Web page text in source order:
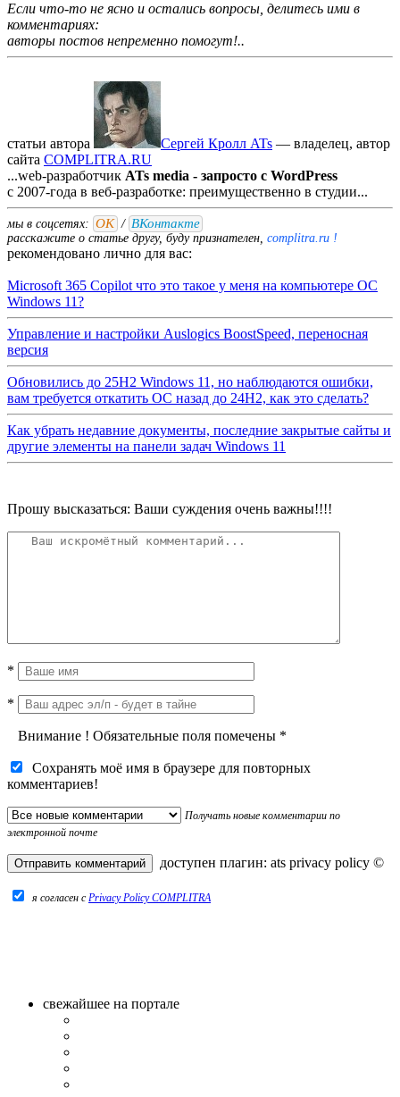
Если что-то не ясно и остались вопросы, делитесь ими в
комментариях:
авторы постов непременно помогут!..
статьи автора Сергей Кролл ATs — владелец, автор
cайта COMPLITRA.RU
...web-разработчик ATs media - запросто с WordPress
с 2007-года в веб-разработке: преимущественно в студии...
мы в соцсетях: ОК / ВКонтакте
расскажите о статье другу, буду признателен, complitra.ru !
рекомендовано лично для вас:
Microsoft 365 Copilot что это такое у меня на компьютере ОС
Windows 11?
Управление и настройки Auslogics BoostSpeed, переносная
версия
Обновились до 25H2 Windows 11, но наблюдаются ошибки,
вам требуется откатить ОС назад до 24H2, как это сделать?
Как убрать недавние документы, последние закрытые сайты и
другие элементы на панели задач Windows 11
Прошу высказаться: Ваши суждения очень важны!!!!
*
*
Внимание ! Обязательные поля помечены *
Сохранять моё имя в браузере для повторных
комментариев!
Получать новые комментарии по
электронной почте
доступен плагин: ats privacy policy ©
я согласен cPrivacy Policy COMPLITRA
свежайшее на портале